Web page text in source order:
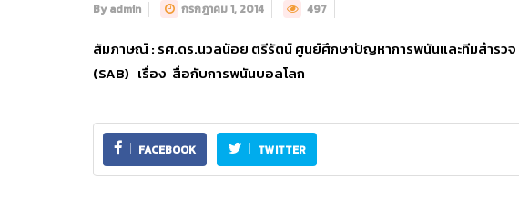
By admin กรกฎาคม 1, 2014 497
สัมภาษณ์ : รศ.ดร.นวลน้อย ตรีรัตน์ ศูนย์ศึกษาปัญหาการพนันและทีมสำรว
(SAB) เรื่อง สื่อกับการพนันบอลโลก
FACEBOOK TWITTER